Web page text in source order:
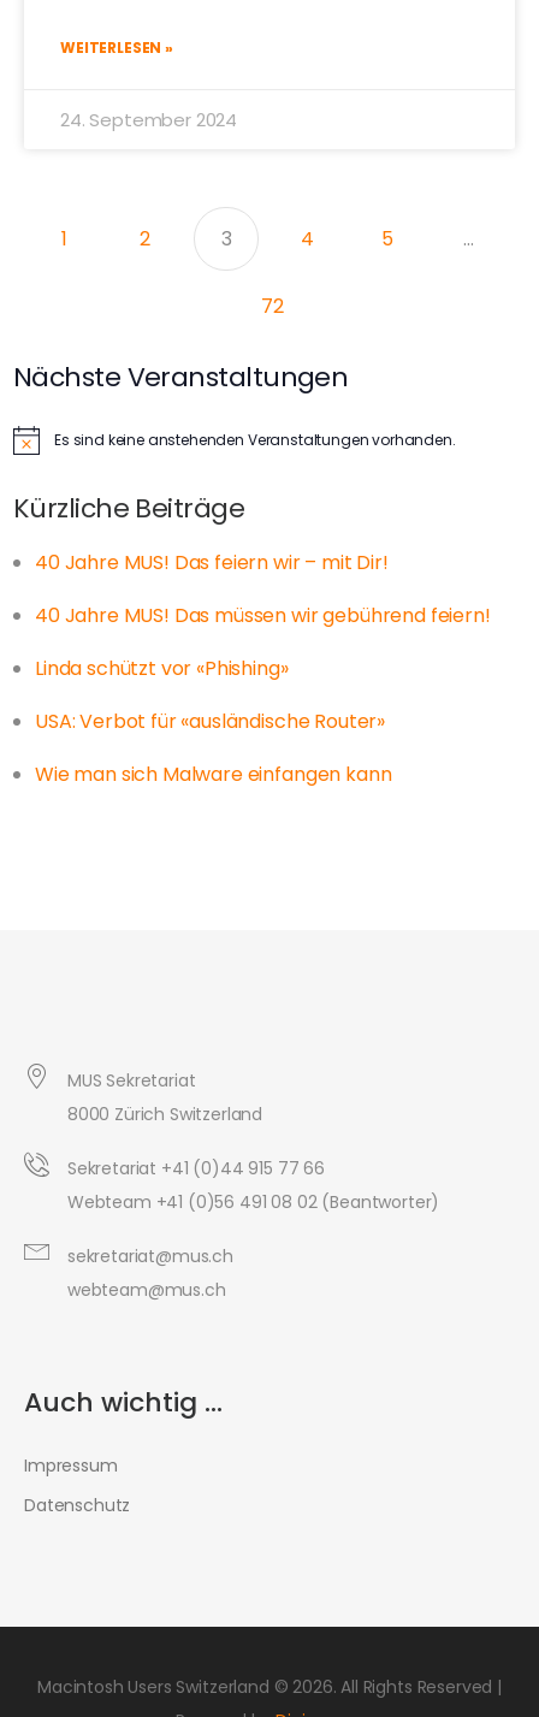
WEITERLESEN »
24. September 2024
1 2 3 4 5 …
72
Nächste Veranstaltungen
HinweisEs sind keine anstehenden Veranstaltungen vorhanden.
Kürzliche Beiträge
40 Jahre MUS! Das feiern wir – mit Dir!
40 Jahre MUS! Das müssen wir gebührend feiern!
Linda schützt vor «Phishing»
USA: Verbot für «ausländische Router»
Wie man sich Malware einfangen kann
MUS Sekretariat
8000 Zürich Switzerland
Sekretariat +41 (0)44 915 77 66
Webteam +41 (0)56 491 08 02 (Beantworter)
sekretariat@mus.ch
webteam@mus.ch
Auch wichtig ...
Impressum
Datenschutz
Macintosh Users Switzerland © 2026. All Rights Reserved |